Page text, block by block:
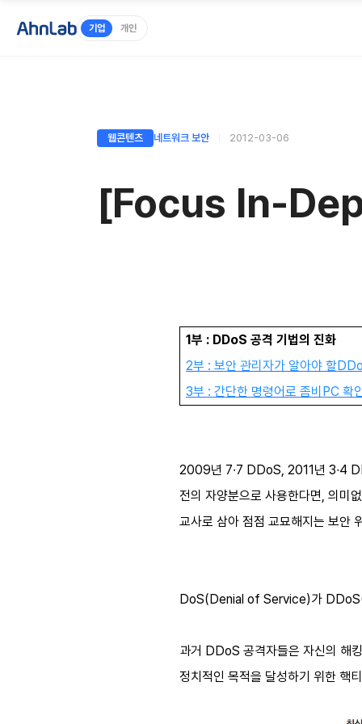
기업 개인
웹콘텐츠 네트워크 보안 2012-03-06
[Focus In-
1부 : DDoS공격 기법의 진화
2부 : 보안 관리자가 알아야 할
3부 : 간단한 명령어로 좀비 PC확
2009년 7∙7 DDoS, 2011년 3∙4
전의 자양분으로 사용한다면, 의미
교사로 삼아 점점 교묘해지는 보안
DoS(Denial of Service)가
과거 DDoS 공격자들은 자신의 해
정치적인 목적을 달성하기 위한 핵